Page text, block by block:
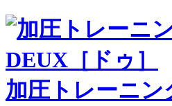
加圧トレーニン